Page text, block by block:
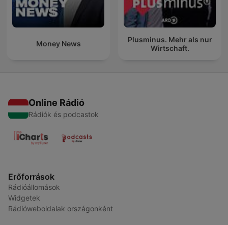
Money News
Plusminus. Mehr als nur
Wirtschaft.
Online Rádió
Rádiók és podcastok
Erőforrások
Rádióállomások
Widgetek
Rádióweboldalak országonként